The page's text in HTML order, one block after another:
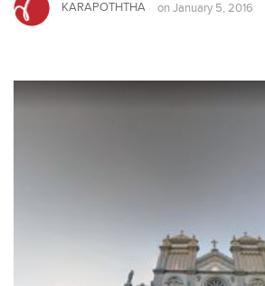
KARAPOTHTHA on January 5, 2016